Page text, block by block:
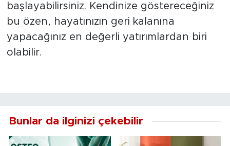
başlayabilirsiniz. Kendinize göstereceğiniz
bu özen, hayatınızın geri kalanına
yapacağınız en değerli yatırımlardan biri
olabilir.
Bunlar da ilginizi çekebilir